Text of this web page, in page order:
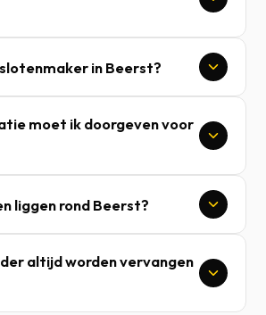
in Beerst?
moet ik doorgeven voor
liggen rond Beerst?
altijd worden vervangen